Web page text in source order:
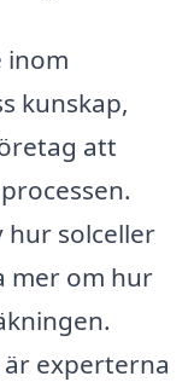
inom
kunskap,
att
hur solceller
mer om hur
experterna